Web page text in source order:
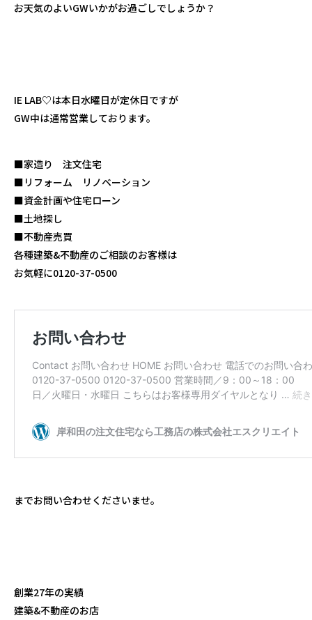
お天気のよいGWいかがお過ごしでしょうか？
IE LAB♡は本日水曜日が定休日ですが
GW中は通常営業しております。
■家造り 注文住宅
■リフォーム リノベーション
■資金計画や住宅ローン
■土地探し
■不動産売買
各種建築&不動産のご相談のお客様は
お気軽に0120-37-0500
までお問い合わせくださいませ。
創業27年の実績
建築&不動産のお店